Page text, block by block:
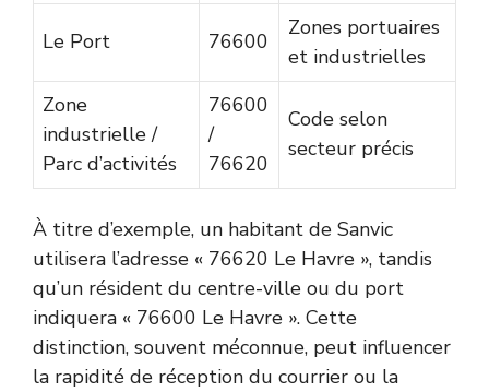
Le Port 76600
Zones portuaires
et industrielles
Zone
industrielle /
Parc d’activités
76600
/
76620
Code selon
secteur précis
À titre d’exemple, un habitant de Sanvic
utilisera l’adresse « 76620 Le Havre », tandis
qu’un résident du centre-ville ou du port
indiquera « 76600 Le Havre ». Cette
distinction, souvent méconnue, peut influencer
la rapidité de réception du courrier ou la